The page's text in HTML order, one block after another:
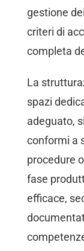
gestione
criteri di
completa
La
spazi
adeguato,
conformi a
procedure
fase
efficace,